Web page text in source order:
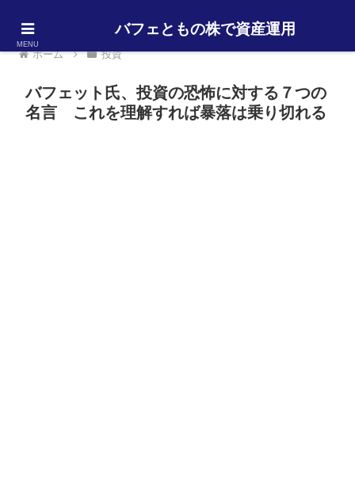
ホーム 投資
バフェット氏、投資の恐怖に対する７つの
名言 これを理解すれば暴落は乗り切れる
MENU
バフェともの株で資産運用